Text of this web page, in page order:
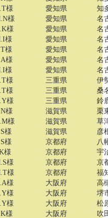
様
様
様
様
様
様
様
様
様
様
様
様
様
様
様
様
様
様
様
様
様
愛知県
愛知県
愛知県
愛知県
愛知県
愛知県
愛知県
三重県
三重県
三重県
滋賀県
滋賀県
滋賀県
京都府
京都府
京都府
京都府
大阪府
大阪府
大阪府
大阪府
知
名
名
名
名
名
名
伊
桑
鈴
栗
草
彦
八
宇
京
福
高
堺
松
吹